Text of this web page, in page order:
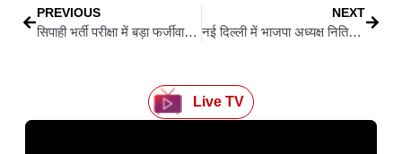
PREVIOUS
सिपाही भर्ती परीक्षा में बड़ा फर्जीवाड़ा, सीवान से दो फर्जी परीक्षार्थी गिरफ्तार, दूसरे अभ्यर्थियों की जगह परीक्षा देने पहुंचे आरोपी
NEXT
नई दिल्ली में भाजपा अध्यक्ष नितिन नवीन के सरकारी आवास पर गृह प्रवेश, जुटे कई दिग्गज नेता
Live TV